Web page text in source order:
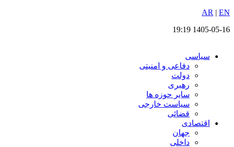
پرش
محتوا
AR | EN
1405-05-16 19:19
سیاسی
دفاعی و امنیتی
دولت
رهبری
سایر حوزه ها
سیاست خارجی
قضائی
اقتصادی
جهان
داخلی